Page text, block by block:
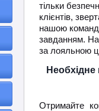
тільки
клієнтів,
нашою
завданням.
за лояльною
Необхідне
Отримайте